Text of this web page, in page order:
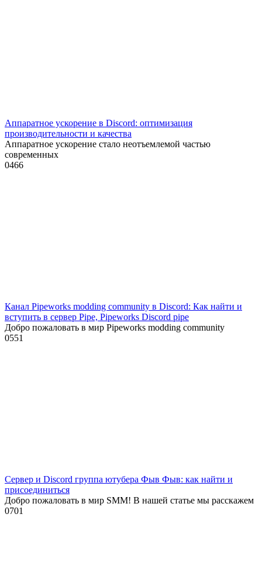
Аппаратное ускорение в Discord: оптимизация
производительности и качества
Аппаратное ускорение стало неотъемлемой частью
современных
0466
Канал Pipeworks modding community в Discord: Как найти и
вступить в сервер Pipe, Pipeworks Discord pipe
Добро пожаловать в мир Pipeworks modding community
0551
Сервер и Discord группа ютубера Фыв Фыв: как найти и
присоединиться
Добро пожаловать в мир SMM! В нашей статье мы расскажем
0701